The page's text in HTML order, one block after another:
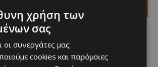
2026
Λευκωσία
η
ΜΈΝΟΥΜΕ ΚΎΠΡΟ
Στο χωριό, η αγάπη
έρχεται μέσα σε τρεις
σακούλες… με αυγά!
χρήση των
σας
οι συνεργάτες μας
cookies και παρόμοιες